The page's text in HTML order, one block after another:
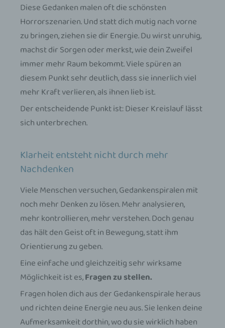
Diese Gedanken malen oft die schönsten
Horrorszenarien. Und statt dich mutig nach vorne
zu bringen, ziehen sie dir Energie. Du wirst unruhig,
machst dir Sorgen oder merkst, wie dein Zweifel
immer mehr Raum bekommt. Viele spüren an
diesem Punkt sehr deutlich, dass sie innerlich viel
mehr Kraft verlieren, als ihnen lieb ist.
Der entscheidende Punkt ist: Dieser Kreislauf lässt
sich unterbrechen.
Klarheit entsteht nicht durch mehr
Nachdenken
Viele Menschen versuchen, Gedankenspiralen mit
noch mehr Denken zu lösen. Mehr analysieren,
mehr kontrollieren, mehr verstehen. Doch genau
das hält den Geist oft in Bewegung, statt ihm
Orientierung zu geben.
Eine einfache und gleichzeitig sehr wirksame
Möglichkeit ist es,Fragen zu stellen.
Fragen holen dich aus der Gedankenspirale heraus
und richten deine Energie neu aus. Sie lenken deine
Aufmerksamkeit dorthin, wo du sie wirklich haben